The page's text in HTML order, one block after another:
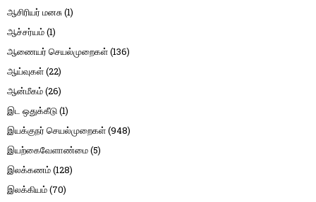
ஆசிரியர் மனசு(1)
ஆச்சர்யம்(1)
ஆணையர் செயல்முறைகள்(136)
ஆய்வுகள்(22)
ஆன்மீகம்(26)
இட ஒதுக்கீடு(1)
இயக்குநர் செயல்முறைகள்(948)
இயற்கைவேளாண்மை(5)
இலக்கணம்(128)
இலக்கியம்(70)